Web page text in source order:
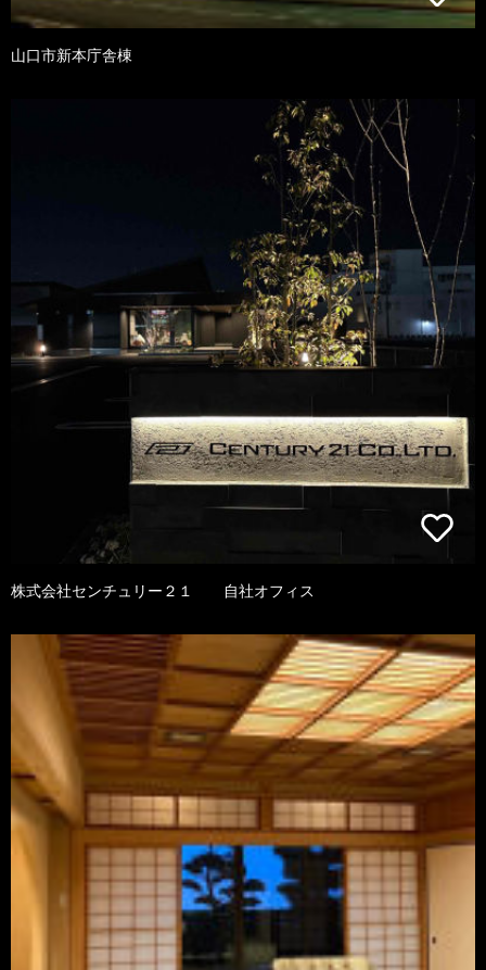
山口市新本庁舎棟
株式会社センチュリー２１ 自社オフィス